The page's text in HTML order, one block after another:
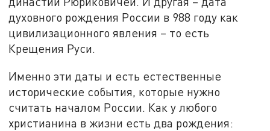
духовного рождения России в 988 году как
цивилизационного явления – то есть
Крещения Руси.
Именно эти даты и есть естественные
исторические события, которые нужно
считать началом России. Как у любого
христианина в жизни есть два рождения: